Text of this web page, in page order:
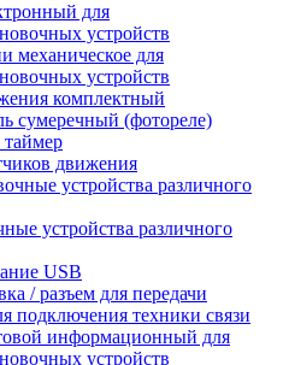
для
устройств
механическое для
устройств
комплектный
сумеречный (фотореле)
движения
устройства различного
USB
/ разъем для передачи
подключения техники связи
информационный для
устройств